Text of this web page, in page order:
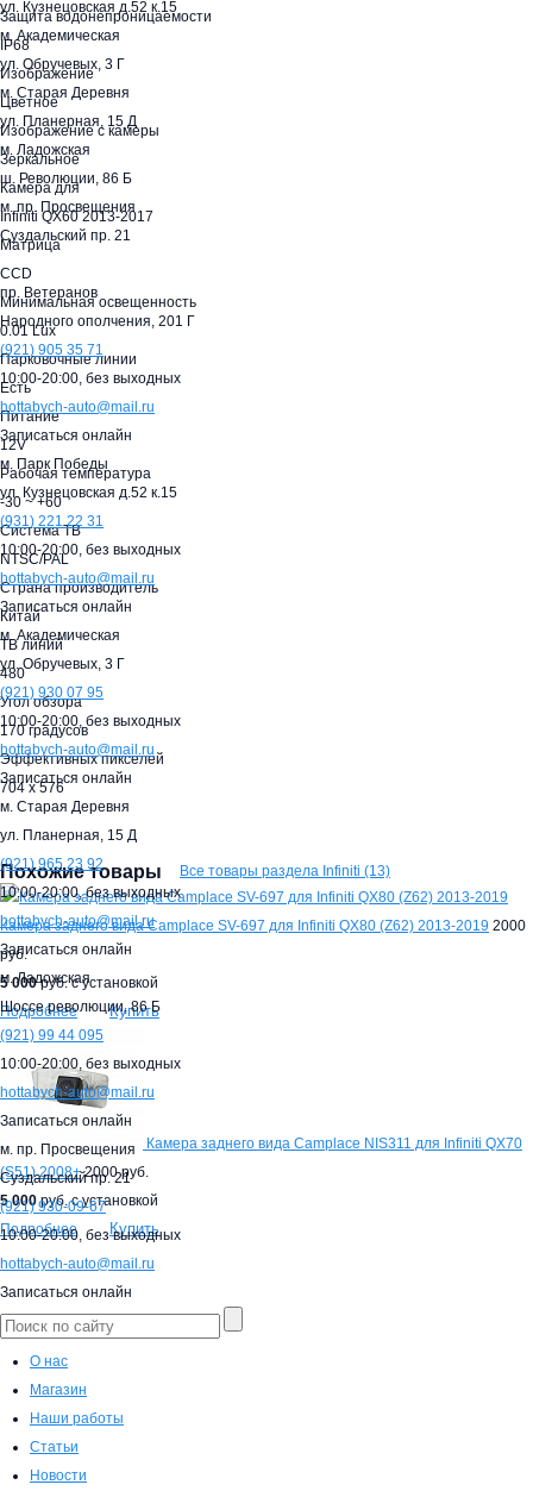
Защита водонепроницаемости
IP68
Изображение
Цветное
Изображение с камеры
Зеркальное
Камера для
Infiniti QX60 2013-2017
Матрица
CCD
Минимальная освещенность
0.01 Lux
Парковочные линии
Есть
Питание
12V
Рабочая температура
-30 ~ +60
Система ТВ
NTSC/PAL
Страна производитель
Китай
ТВ линий
480
Угол обзора
170 градусов
Эффективных пикселей
704 x 576
Похожие товары Все товары раздела Infiniti (13)
Камера заднего вида Camplace SV-697 для Infiniti QX80 (Z62) 2013-2019 2000
руб.
5 000руб. с установкой
Подробнее
Купить
Камера заднего вида Camplace NIS311 для Infiniti QX70
(S51) 2008+ 2000 руб.
5 000руб. с установкой
Подробнее
Купить
ул. Кузнецовская д.52 к.15
м. Академическая
ул. Обручевых, 3 Г
м. Старая Деревня
ул. Планерная, 15 Д
м. Ладожская
ш. Революции, 86 Б
м. пр. Просвещения
Суздальский пр. 21
пр. Ветеранов
Народного ополчения, 201 Г
(921) 905 35 71
10:00-20:00, без выходных
hottabych-auto@mail.ru
Записаться онлайн
м. Парк Победы
ул. Кузнецовская д.52 к.15
(931) 221 22 31
10:00-20:00, без выходных
hottabych-auto@mail.ru
Записаться онлайн
м. Академическая
ул. Обручевых, 3 Г
(921) 930 07 95
10:00-20:00, без выходных
hottabych-auto@mail.ru
Записаться онлайн
м. Старая Деревня
ул. Планерная, 15 Д
(921)965 23 92
10:00-20:00,без выходных
hottabych-auto@mail.ru
Записаться онлайн
м. Ладожская
Шоссе революции, 86 Б
(921) 99 44 095
10:00-20:00, без выходных
hottabych-auto@mail.ru
Записаться онлайн
м. пр. Просвещения
Суздальский пр. 21
(921)930-09-67
10:00-20:00, без выходных
hottabych-auto@mail.ru
Записаться онлайн
О нас
Магазин
Наши работы
Статьи
Новости